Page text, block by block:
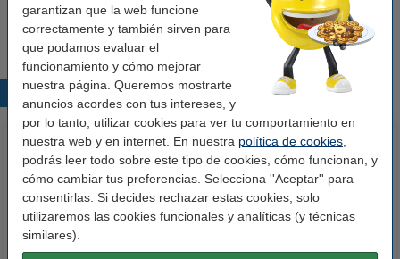
garantizan que la web funcione
correctamente y también sirven para
que podamos evaluar el
funcionamiento y cómo mejorar
nuestra página. Queremos mostrarte
anuncios acordes con tus intereses, y
por lo tanto, utilizar cookies para ver tu comportamiento en
nuestra web y en internet. En nuestra política de cookies
podrás leer todo sobre este tipo de cookies, cómo funcionan, y
cómo cambiar tus preferencias. Selecciona ''Aceptar'' para
consentirlas. Si decides rechazar estas cookies, solo
utilizaremos las cookies funcionales y analíticas (y técnicas
similares).
11,95 € Comprar
Productos destacados